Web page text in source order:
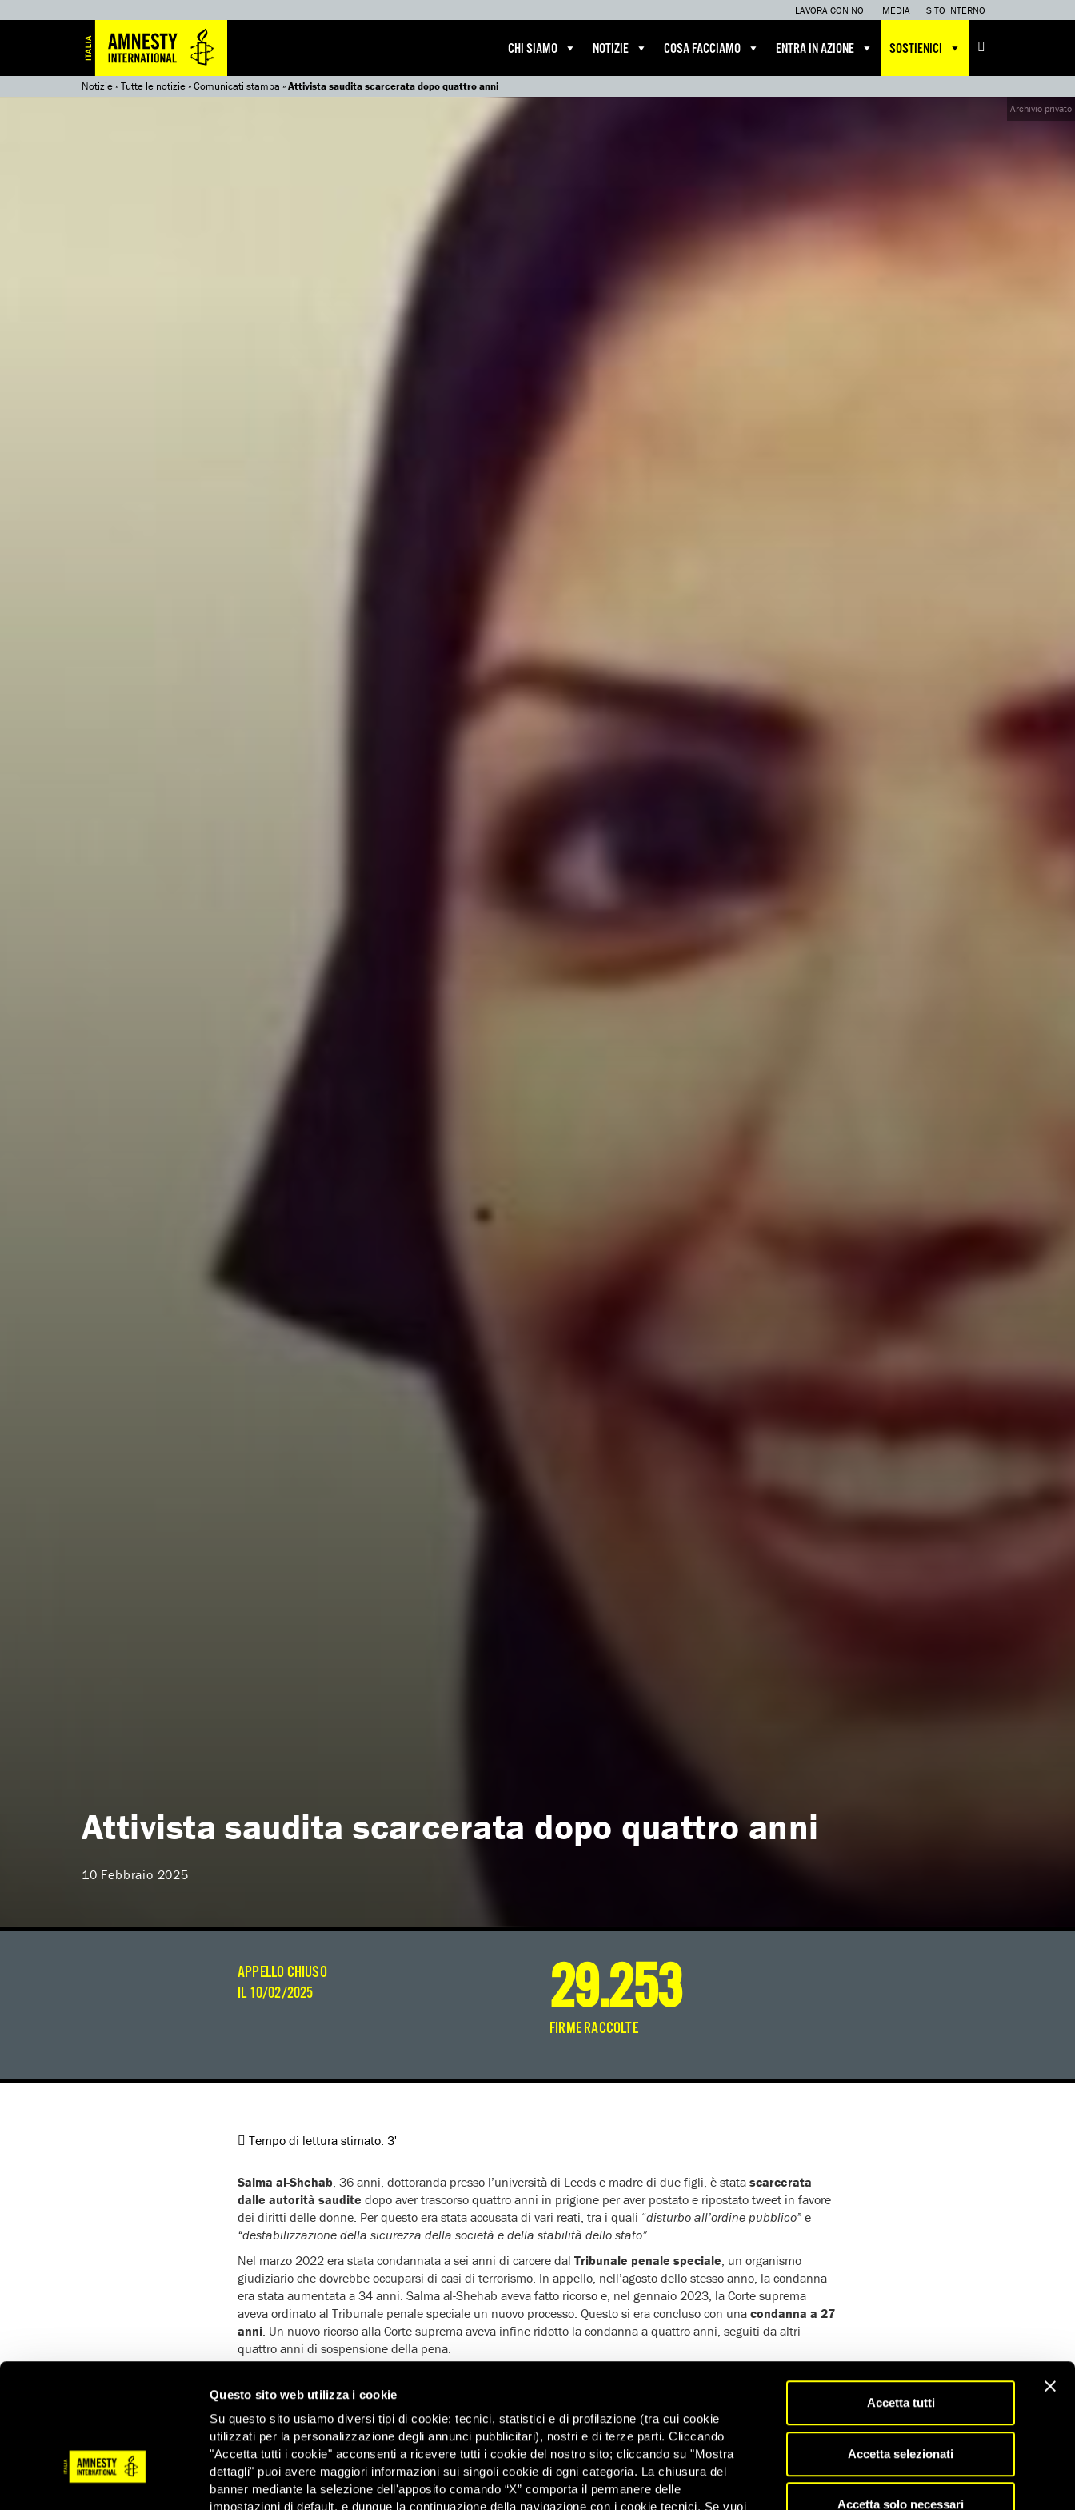
Questo sito web utilizza i cookie
Su questo sito usiamo diversi tipi di cookie: tecnici, statistici e di profilazione (tra cui cookie
utilizzati per la personalizzazione degli annunci pubblicitari), nostri e di terze parti. Cliccando
"Accetta tutti i cookie" acconsenti a ricevere tutti i cookie del nostro sito; cliccando su "Mostra
dettagli" puoi avere maggiori informazioni sui singoli cookie di ogni categoria. La chiusura del
banner mediante la selezione dell'apposito comando “X” comporta il permanere delle
impostazioni di default, e dunque la continuazione della navigazione con i cookie tecnici. Se vuoi
Accetta tutti
Accetta selezionati
Accetta solo necessari
LAVORA CON NOI MEDIA SITO INTERNO
CHI SIAMO NOTIZIE COSA FACCIAMO ENTRA IN AZIONE SOSTIENICI
Notizie»Tutte le notizie»Comunicati stampa »Attivista saudita scarcerata dopo quattro anni
Attivista saudita scarcerata dopo quattro anni
10 Febbraio 2025
Archivio privato
APPELLO CHIUSO
IL 10/02/2025
29.253
FIRME RACCOLTE
Tempo di lettura stimato: 3'
Salma al-Shehab, 36 anni, dottoranda presso l’università di Leeds e madre di due figli, è stata scarcerata
dalle autorità saudite dopo aver trascorso quattro anni in prigione per aver postato e ripostato tweet in favore
dei diritti delle donne. Per questo era stata accusata di vari reati, tra i quali “disturbo all’ordine pubblico” e
“destabilizzazione della sicurezza della società e della stabilità dello stato”.
Nel marzo 2022 era stata condannata a sei anni di carcere dal Tribunale penale speciale, un organismo
giudiziario che dovrebbe occuparsi di casi di terrorismo. In appello, nell’agosto dello stesso anno, la condanna
era stata aumentata a 34 anni. Salma al-Shehab aveva fatto ricorso e, nel gennaio 2023, la Corte suprema
aveva ordinato al Tribunale penale speciale un nuovo processo. Questo si era concluso con una condanna a 27
anni. Un nuovo ricorso alla Corte suprema aveva infine ridotto la condanna a quattro anni, seguiti da altri
quattro anni di sospensione della pena.
due mesi dopo.
“Un incubo è finalmente finito. Per oltre quattro anni, Salma al-Shehab è stata sottoposta a un’ingiustizia dopo
l’altra per aver scritto dei post. Ha trascorsoquasi 300 giorni in isolamentosenza assistenza legale ed è stata
inizialmente condannata per reati di terrorismo. Chiediamo ora alle autorità saudite dinon sottoporla a un
divieto di viaggio o ad altre misure punitive”, ha dichiarato Dana Ahmed, ricercatrice di Amnesty International
sul Medio Oriente.